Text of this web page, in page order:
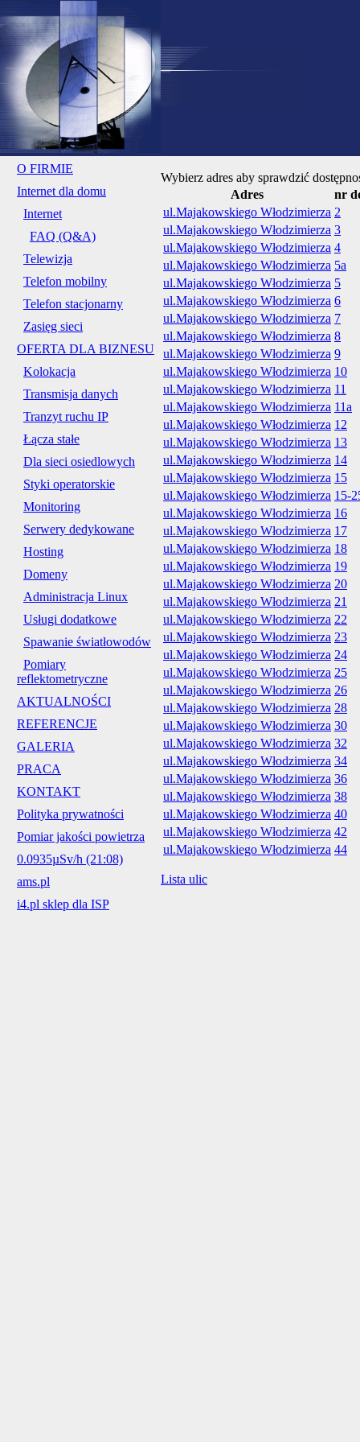
O FIRMIE
Internet dla domu
Internet
FAQ (Q&A)
Telewizja
Telefon mobilny
Telefon stacjonarny
Zasięg sieci
OFERTA DLA BIZNESU
Kolokacja
Transmisja danych
Tranzyt ruchu IP
Łącza stałe
Dla sieci osiedlowych
Styki operatorskie
Monitoring
Serwery dedykowane
Hosting
Domeny
Administracja Linux
Usługi dodatkowe
Spawanie światłowodów
Pomiary
reflektometryczne
AKTUALNOŚCI
REFERENCJE
GALERIA
PRACA
KONTAKT
Polityka prywatności
Pomiar jakości powietrza
0.0935µSv/h (21:08)
ams.pl
i4.pl sklep dla ISP
Wybierz adres aby sprawdzić
Adres
nr
ul.Majakowskiego Włodzimierza 2
ul.Majakowskiego Włodzimierza 3
ul.Majakowskiego Włodzimierza 4
ul.Majakowskiego Włodzimierza 5a
ul.Majakowskiego Włodzimierza 5
ul.Majakowskiego Włodzimierza 6
ul.Majakowskiego Włodzimierza 7
ul.Majakowskiego Włodzimierza 8
ul.Majakowskiego Włodzimierza 9
ul.Majakowskiego Włodzimierza 10
ul.Majakowskiego Włodzimierza 11
ul.Majakowskiego Włodzimierza 11a
ul.Majakowskiego Włodzimierza 12
ul.Majakowskiego Włodzimierza 13
ul.Majakowskiego Włodzimierza 14
ul.Majakowskiego Włodzimierza 15
ul.Majakowskiego Włodzimierza 15-
ul.Majakowskiego Włodzimierza 16
ul.Majakowskiego Włodzimierza 17
ul.Majakowskiego Włodzimierza 18
ul.Majakowskiego Włodzimierza 19
ul.Majakowskiego Włodzimierza 20
ul.Majakowskiego Włodzimierza 21
ul.Majakowskiego Włodzimierza 22
ul.Majakowskiego Włodzimierza 23
ul.Majakowskiego Włodzimierza 24
ul.Majakowskiego Włodzimierza 25
ul.Majakowskiego Włodzimierza 26
ul.Majakowskiego Włodzimierza 28
ul.Majakowskiego Włodzimierza 30
ul.Majakowskiego Włodzimierza 32
ul.Majakowskiego Włodzimierza 34
ul.Majakowskiego Włodzimierza 36
ul.Majakowskiego Włodzimierza 38
ul.Majakowskiego Włodzimierza 40
ul.Majakowskiego Włodzimierza 42
ul.Majakowskiego Włodzimierza 44
Lista ulic